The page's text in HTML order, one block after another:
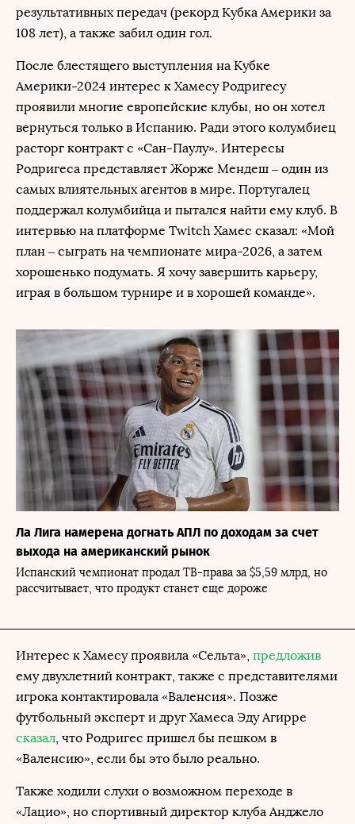
результативных передач (рекорд Кубка Америки за
108 лет), а также забил один гол.
После блестящего выступления на Кубке
Америки-2024 интерес к Хамесу Родригесу
проявили многие европейские клубы, но он хотел
вернуться только в Испанию. Ради этого колумбиец
расторг контракт с «Сан-Паулу». Интересы
Родригеса представляет Жорже Мендеш – один из
самых влиятельных агентов в мире. Португалец
поддержал колумбийца и пытался найти ему клуб. В
интервью на платформе Twitch Хамес сказал: «Мой
план – сыграть на чемпионате мира-2026, а затем
хорошенько подумать. Я хочу завершить карьеру,
играя в большом турнире и в хорошей команде».
Ла Лига намерена догнать АПЛ по доходам за счет
выхода на американский рынок
Испанский чемпионат продал ТВ-права за $5,59 млрд, но
рассчитывает, что продукт станет еще дороже
Интерес к Хамесу проявила «Сельта», предложив
ему двухлетний контракт, также с представителями
игрока контактировала «Валенсия». Позже
футбольный эксперт и друг Хамеса Эду Агирре
сказал, что Родригес пришел бы пешком в
«Валенсию», если бы это было реально.
Также ходили слухи о возможном переходе в
«Лацио», но спортивный директор клуба Анджело